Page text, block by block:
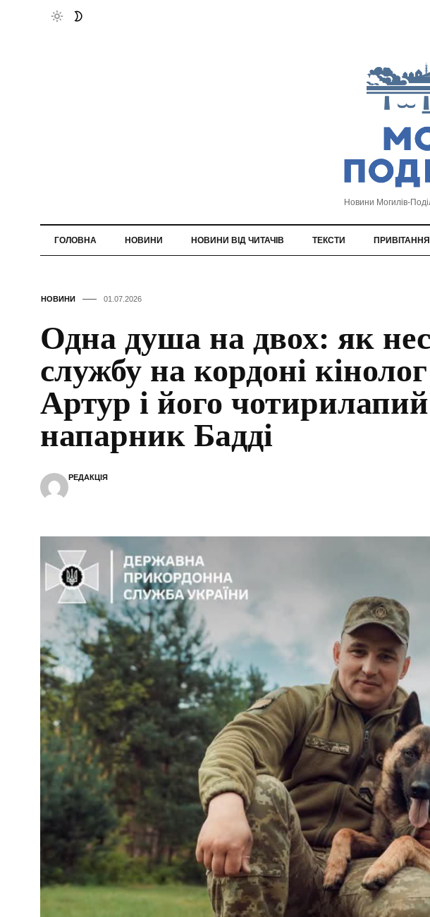
Новини Могилів-
ГОЛОВНА НОВИНИ НОВИНИ ВІД ЧИТАЧІВ ТЕКСТИ
НОВИНИ 01.07.2026
Одна душа на двох: як
службу на кордоні кінолог
Артур і його чотирилапий
напарник Бадді
РЕДАКЦІЯ